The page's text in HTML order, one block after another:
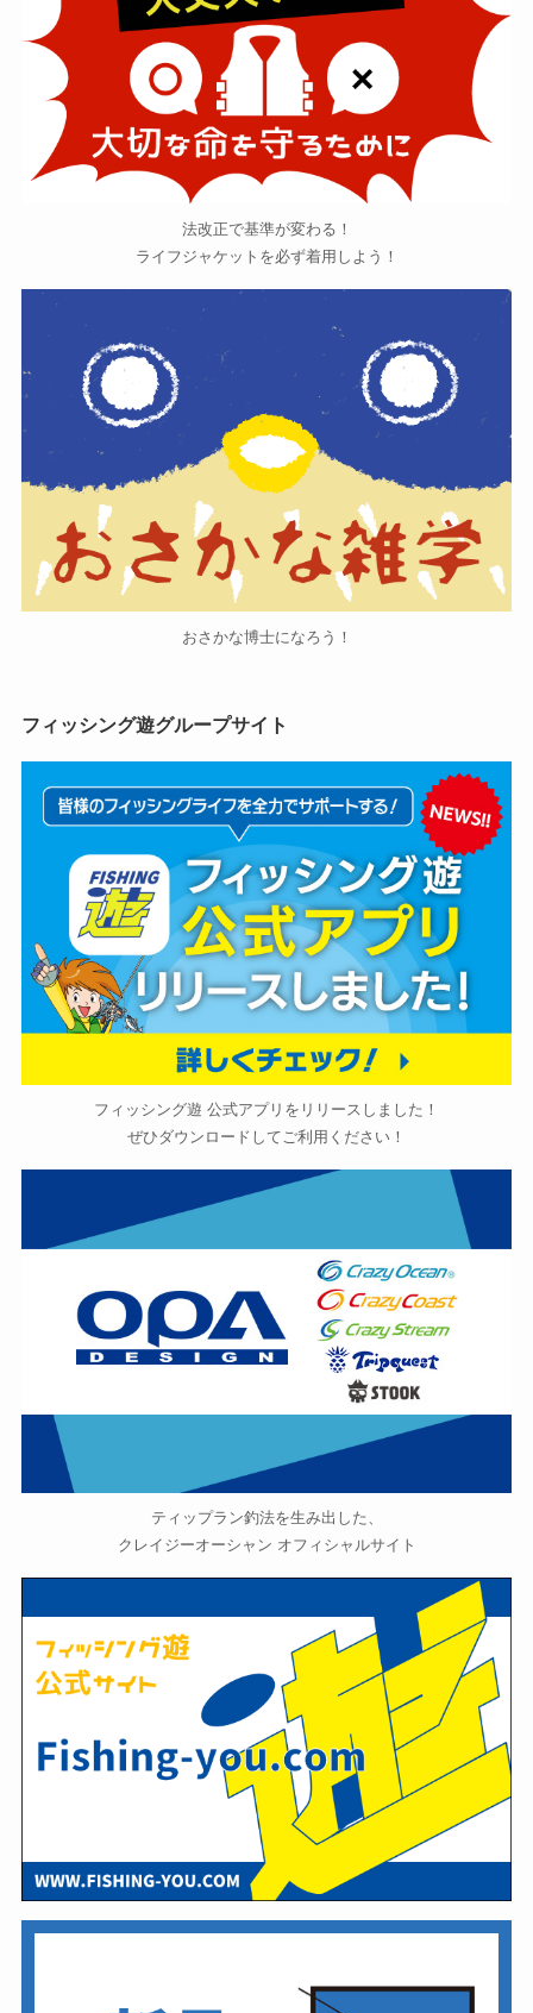
法改正で基準が変わる！
ライフジャケットを必ず着用しよう！
おさかな博士になろう！
フィッシング遊グループサイト
フィッシング遊 公式アプリをリリースしました！
ぜひダウンロードしてご利用ください！
ティップラン釣法を生み出した、
クレイジーオーシャン オフィシャルサイト